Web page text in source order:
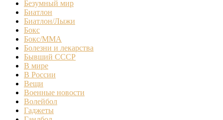
Безумный мир
Биатлон
Биатлон/Лыжи
Бокс
Бокс/MMA
Болезни и лекарства
Бывший СССР
В мире
В России
Вещи
Военные новости
Волейбол
Гаджеты